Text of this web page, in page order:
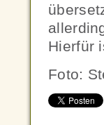
Hierfür
Foto: